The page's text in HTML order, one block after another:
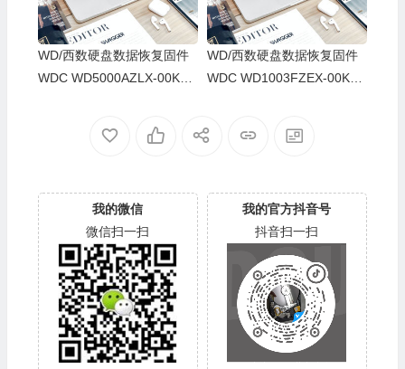
WD/西数硬盘数据恢复固件
WDC WD5000AZLX-00K2T
WD/西数硬盘数据恢复固件
WDC WD1003FZEX-00K3C
我的微信
微信扫一扫
我的官方抖音号
抖音扫一扫